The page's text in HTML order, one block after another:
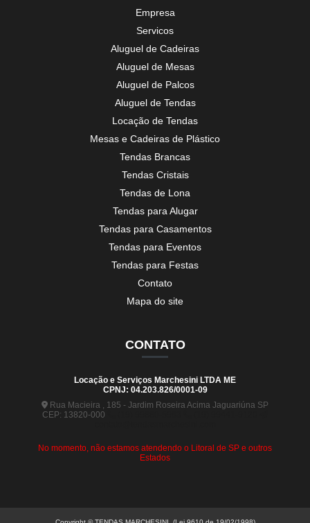
Empresa
Servicos
Aluguel de Cadeiras
Aluguel de Mesas
Aluguel de Palcos
Aluguel de Tendas
Locação de Tendas
Mesas e Cadeiras de Plástico
Tendas Brancas
Tendas Cristais
Tendas de Lona
Tendas para Alugar
Tendas para Casamentos
Tendas para Eventos
Tendas para Festas
Contato
Mapa do site
CONTATO
Locação e Serviços Marchesini LTDA ME
CPNJ: 04.203.826/0001-09
Rua Macieira , 185 - Jardim Roseira Acima Jaguariúna SP
CEP: 13820-000
No momento, não estamos atendendo o Litoral de SP e outros
Estados